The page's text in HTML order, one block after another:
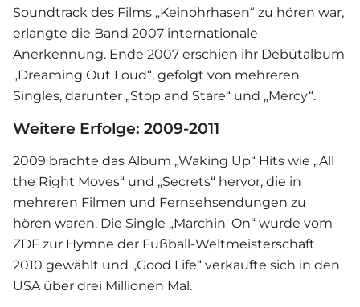
Soundtrack des Films „Keinohrhasen“ zu hören war,
erlangte die Band 2007 internationale
Anerkennung. Ende 2007 erschien ihr Debütalbum
„Dreaming Out Loud“, gefolgt von mehreren
Singles, darunter „Stop and Stare“ und „Mercy“.
Weitere Erfolge: 2009-2011
2009 brachte das Album „Waking Up“ Hits wie „All
the Right Moves“ und „Secrets“ hervor, die in
mehreren Filmen und Fernsehsendungen zu
hören waren. Die Single „Marchin' On“ wurde vom
ZDF zur Hymne der Fußball-Weltmeisterschaft
2010 gewählt und „Good Life“ verkaufte sich in den
USA über drei Millionen Mal.